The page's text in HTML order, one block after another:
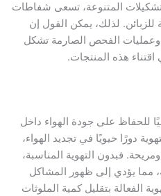
المتنوعة، تسعى شفاطات
لذلك، يمكن القول إن
الفحص الصارمة تشكل
هذه المنتجات.
على جودة الهواء داخل
حيويًا في تجديد الهواء،
التهوية المناسبة،
يؤدي إلى ظهور المشاكل
بتقليل كمية الملوثات